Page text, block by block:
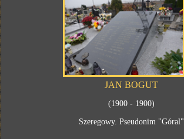
JAN BOGUT
(1900 - 1900)
Szeregowy. Pseudonim "Góral"